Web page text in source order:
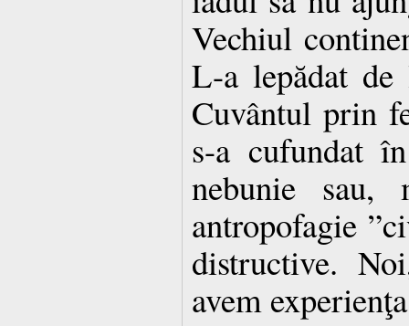
Vechiul
L-a lepădat de
Cuvântul prin
s-a cufundat
nebunie
antropofagie
distructive.
avem